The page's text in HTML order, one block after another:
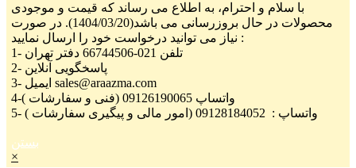
با سلام و احترام، به اطلاع می رساند که قیمت و موجودی
محصولات در حال بروزرسانی می باشد(1404/03/20). در صورت
نیاز می توانید درخواست خود را ارسال نمایید :
1- تلفن 021-66744506 دفتر تهران
2- پاسخگویی آنلاین
3- ایمیل sales@araazma.com
4-واتساپ 09126190065 (فنی و سفارشات )
5- واتساپ : 09128184052 (امور مالی و پیگیری سفارشات )
بستن
×